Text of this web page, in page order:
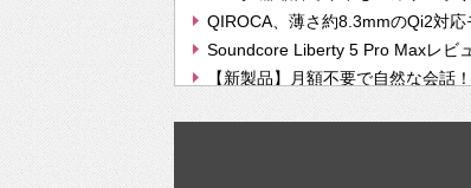
QIROCA、薄さ約8.3mmのQi2対応
Soundcore Liberty 5 Pro Maxレビ
【新製品】月額不要で自然な会話
【次世代の没入感と生産性】
挫折率8割の壁をAIで突破。ジャス